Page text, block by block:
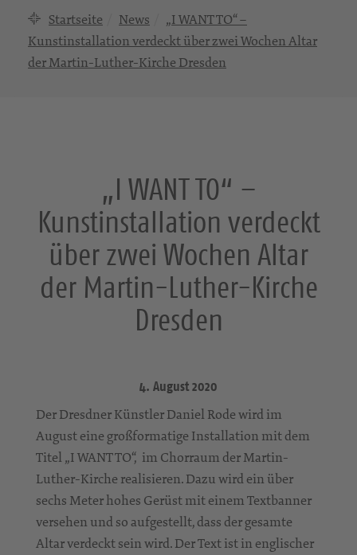
Startseite News
„I WANT TO“ –
Kunstinstallation verdeckt über zwei Wochen Altar
der Martin-Luther-Kirche Dresden
„I WANT TO“ –
Kunstinstallation verdeckt
über zwei Wochen Altar
der Martin-Luther-Kirche
Dresden
4. August 2020
Der Dresdner Künstler Daniel Rode wird im
August eine großformatige Installation mit dem
Titel „I WANT TO“, im Chorraum der Martin-
Luther-Kirche realisieren. Dazu wird ein über
sechs Meter hohes Gerüst mit einem Textbanner
versehen und so aufgestellt, dass der gesamte
Altar verdeckt sein wird. Der Text ist in englischer